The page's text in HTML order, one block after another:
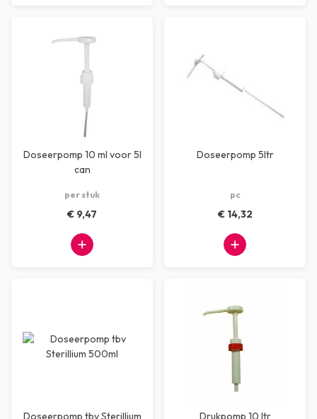
Doseerpomp 10 ml voor 5l
can
per stuk
€ 9,47
Doseerpomp 5ltr
pc
€ 14,32
Doseerpomp tbv Sterillium Drukpomp 10 ltr